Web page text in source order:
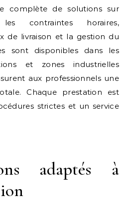
complète de solutions sur
contraintes horaires,
de livraison et la gestion du
sont disponibles dans les
et zones industrielles
aux professionnels une
Chaque prestation est
strictes et un service
adaptés à